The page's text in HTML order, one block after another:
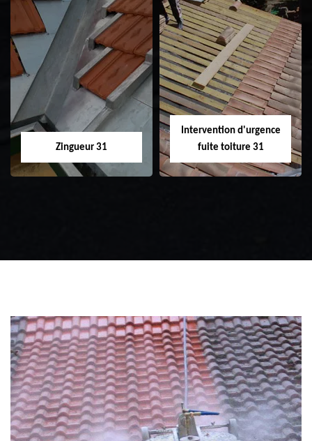
Etanchéité toiture
31
Réparation de
toiture 31
Zingueur 31
Intervention d'urgence
fuite toiture 31